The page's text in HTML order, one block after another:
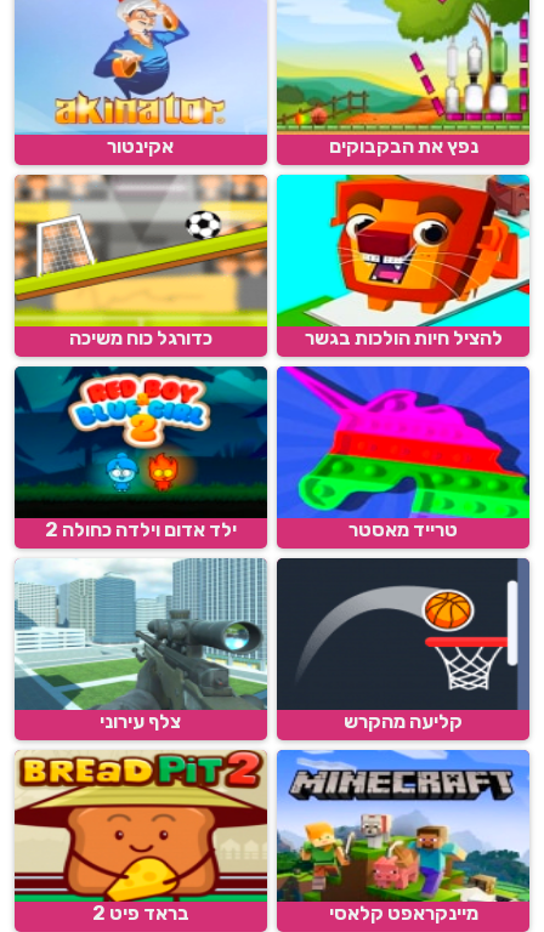
נפץ את הבקבוקים אקינטור
להציל חיות הולכות בגשר כדורגל כוח משיכה
טרייד מאסטר ילד אדום וילדה כחולה 2
קליעה מהקרש צלף עירוני
מיינקראפט קלאסי בראד פיט 2